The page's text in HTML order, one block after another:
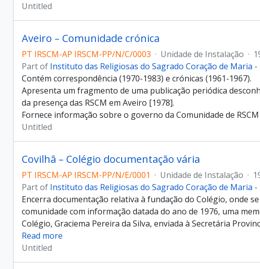
Untitled
Aveiro – Comunidade crónica
PT IRSCM-AP IRSCM-PP/N/C/0003 · Unidade de Instalação ·
Part of Instituto das Religiosas do Sagrado Coração de Maria
Contém correspondência (1970-1983) e crónicas (1961-1967).
Apresenta um fragmento de uma publicação periódica
da presença das RSCM em Aveiro [1978].
Fornece informação sobre o governo da Comunidade de
Untitled
Covilhã – Colégio documentação vária
PT IRSCM-AP IRSCM-PP/N/E/0001 · Unidade de Instalação ·
Part of Instituto das Religiosas do Sagrado Coração de Maria
Encerra documentação relativa à fundação do Colégio, onde
comunidade com informação datada do ano de 1976, uma
Colégio, Graciema Pereira da Silva, enviada à Secretária
Read more
Untitled